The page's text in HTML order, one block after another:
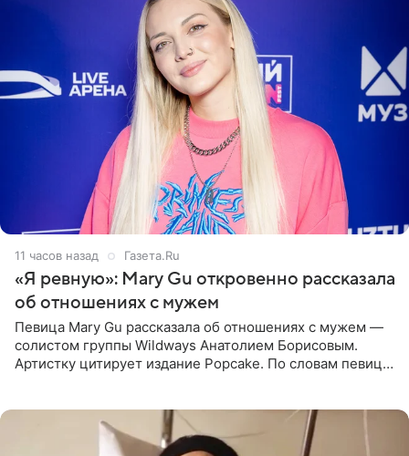
11 часов назад Газета.Ru
«Я ревную»: Mary Gu откровенно рассказала
об отношениях с мужем
Певица Mary Gu рассказала об отношениях с мужем —
солистом группы Wildways Анатолием Борисовым.
Артистку цитирует издание Popcake. По словам певицы,